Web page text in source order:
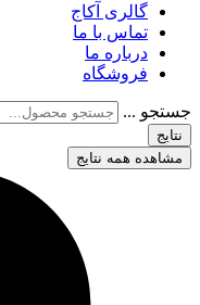
گالری آکاج
تماس با ما
درباره ما
فروشگاه
جستجو ...
نتایج
مشاهده همه نتایج